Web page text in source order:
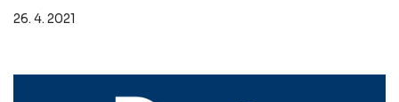
26. 4. 2021